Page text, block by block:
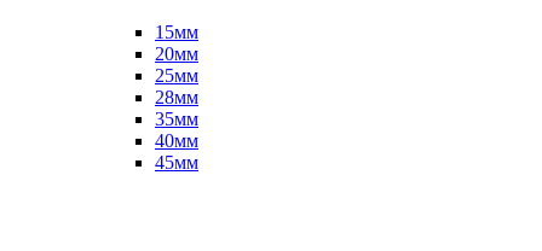
15мм
20мм
25мм
28мм
35мм
40мм
45мм